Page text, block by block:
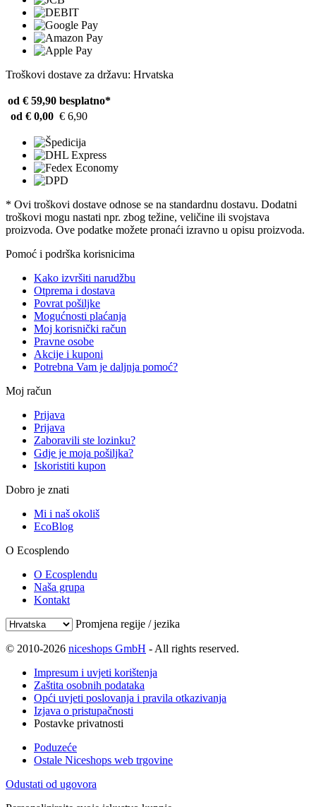
Troškovi dostave za državu: Hrvatska
od € 59,90 besplatno*
od € 0,00 € 6,90
* Ovi troškovi dostave odnose se na standardnu ​​dostavu. Dodatni
troškovi mogu nastati npr. zbog težine, veličine ili svojstava
proizvoda. Ove podatke možete pronaći izravno u opisu proizvoda.
Pomoć i podrška korisnicima
Kako izvršiti narudžbu
Otprema i dostava
Povrat pošiljke
Mogućnosti plaćanja
Moj korisnički račun
Pravne osobe
Akcije i kuponi
Potrebna Vam je daljnja pomoć?
Moj račun
Prijava
Prijava
Zaboravili ste lozinku?
Gdje je moja pošiljka?
Iskoristiti kupon
Dobro je znati
Mi i naš okoliš
EcoBlog
O Ecosplendo
O Ecosplendu
Naša grupa
Kontakt
Promjena regije / jezika
© 2010-2026 niceshops GmbH - All rights reserved.
Impresum i uvjeti korištenja
Zaštita osobnih podataka
Opći uvjeti poslovanja i pravila otkazivanja
Izjava o pristupačnosti
Postavke privatnosti
Poduzeće
Ostale Niceshops web trgovine
Odustati od ugovora